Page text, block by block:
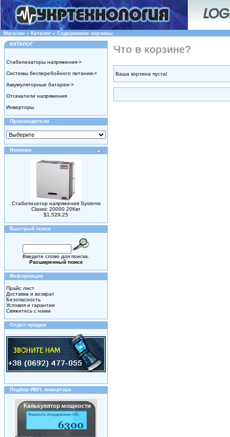
Магазин » Каталог » Содержимое корзины
КАТАЛОГ
Стабилизаторы напряжения->
Системы бесперебойного питания->
Аккумуляторные батареи->
Отсекатели напряжения
Инверторы
Производители
Новинки
Стабилизатор напряжения Systems
Classic 20000 20Квт
$1,529.25
Быстрый поиск
Введите слово для поиска.
Расширенный поиск
Информация
Прайс лист
Доставка и возврат
Безопасность
Условия и гарантии
Свяжитесь с нами
Отдел продаж
Подбор ИБП, инвертора
Что в корзине?
Ваша корзина пуста!